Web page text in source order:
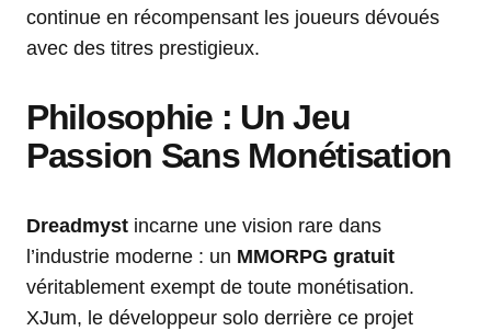
continue en récompensant les joueurs dévoués
avec des titres prestigieux.
Philosophie : Un Jeu
Passion Sans Monétisation
Dreadmyst incarne une vision rare dans
l’industrie moderne : un MMORPG gratuit
véritablement exempt de toute monétisation.
XJum, le développeur solo derrière ce projet